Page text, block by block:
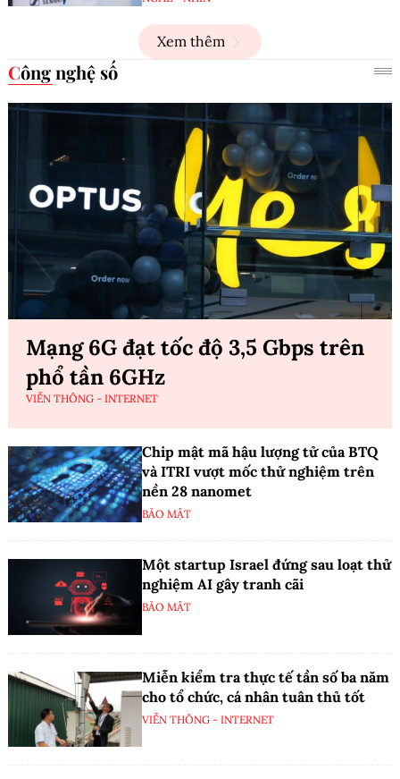
Xem thêm
Công nghệ số
Mạng 6G đạt tốc độ 3,5 Gbps trên
phổ tần 6GHz
VIỄN THÔNG - INTERNET
Chip mật mã hậu lượng tử của BTQ
và ITRI vượt mốc thử nghiệm trên
nền 28 nanomet
BẢO MẬT
Một startup Israel đứng sau loạt thử
nghiệm AI gây tranh cãi
BẢO MẬT
Miễn kiểm tra thực tế tần số ba năm
cho tổ chức, cá nhân tuân thủ tốt
VIỄN THÔNG - INTERNET